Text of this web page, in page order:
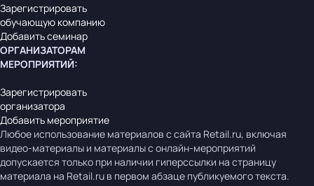
Зарегистрировать
обучающую компанию
Добавить семинар
ОРГАНИЗАТОРАМ
МЕРОПРИЯТИЙ:
Зарегистрировать
организатора
Добавить мероприятие
Любое использование материалов с сайта Retail.ru, включая
видео-материалы и материалы с онлайн-мероприятий
допускается только при наличии гиперссылки на страницу
материала на Retail.ru в первом абзаце публикуемого текста.